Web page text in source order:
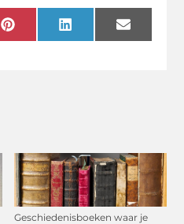
Geschiedenisboeken waar je
PinterestLinkedInEmail